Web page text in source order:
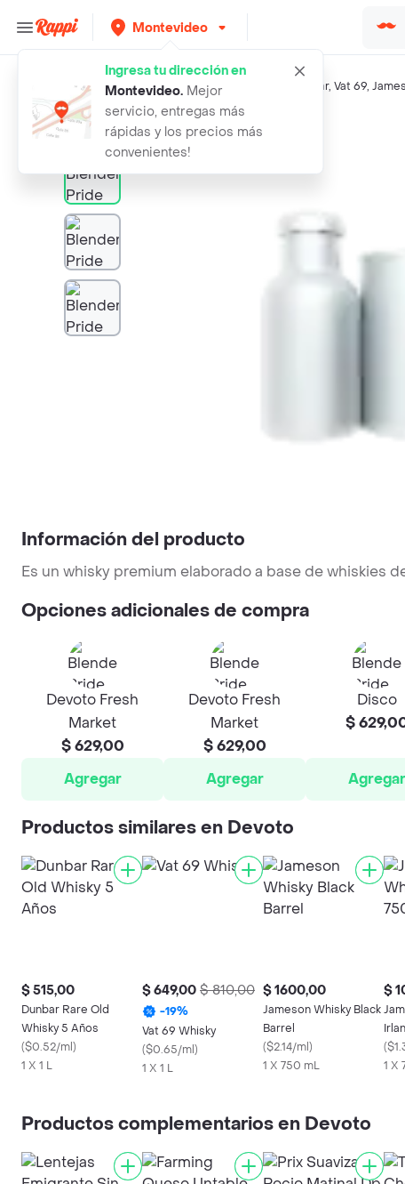
Montevideo
Ingresa tu dirección en
Montevideo. Mejor
servicio, entregas más
rápidas y los precios más
convenientes!
Búsquedas relacionadas:Whiskys,Blenders Pride Dunbar, Vat 69,
Rappi blenders pride whisky dorado
Información del producto
Es un whisky premium elaborado a base de whiskies
Opciones adicionales de compra
Devoto Fresh
Market
$ 629,00
Agregar
Devoto Fresh
Market
$ 629,00
Agregar
Disco
$
Agregar
Productos similares en Devoto
$ 515,00
Dunbar Rare Old
Whisky 5 Años
($0.52/ml)
1 X 1 L
$ 649,00 $ 810,00
-19%
Vat 69 Whisky
($0.65/ml)
1 X 1 L
$ 1600,00
Jameson Whisky Black
Barrel
($2.14/ml)
1 X 750 mL
$
(
1 X
Productos complementarios en Devoto